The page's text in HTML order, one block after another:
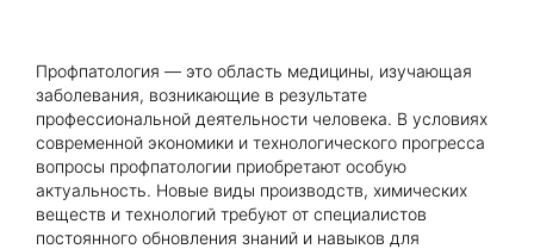
Профпатология — это область медицины, изучающая
заболевания, возникающие в результате
профессиональной деятельности человека. В условиях
современной экономики и технологического прогресса
вопросы профпатологии приобретают особую
актуальность. Новые виды производств, химических
веществ и технологий требуют от специалистов
постоянного обновления знаний и навыков для
Получить консультацию
Даю согласие наобработку персональных
данныхиe-mail рассылку
Приложите документы
Получить консультацию
данныхиe-mail рассылку